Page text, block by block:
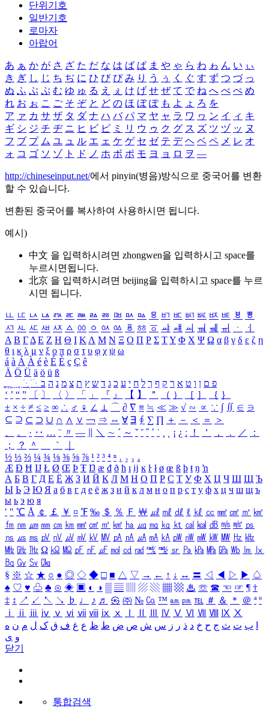
단위기호
일반기호
로마자
아랍어
あ ぁ か が さ ざ た だ な は ば ぱ ま や ゃ ら わ ゎ ん い ぃ
き ぎ し じ ち ぢ に ひ び ぴ み り う ぅ く ぐ す ず つ づ っ
ぬ ふ ぶ ぷ む ゆ ゅ る え ぇ け げ せ ぜ て で ね へ べ ぺ め
れ お ぉ こ ご そ ぞ と ど の ほ ぼ ぽ も よ ょ ろ を
ア ァ カ サ ザ タ ダ ナ ハ バ パ マ ヤ ャ ラ ワ ヮ ン イ ィ キ
ギ シ ジ チ ヂ ニ ヒ ビ ピ ミ リ ウ ゥ ク グ ス ズ ツ ヅ ッ ヌ
フ ブ プ ム ユ ュ ル エ ェ ケ ゲ セ ゼ テ デ ヘ ベ ペ メ レ オ
ォ コ ゴ ソ ゾ ト ド ノ ホ ボ ポ モ ヨ ョ ロ ヲ ―
http://chineseinput.net/에서 pinyin(병음)방식으로 중국어를 변환
할 수 있습니다.
변환된 중국어를 복사하여 사용하시면 됩니다.
예시)
中文 을 입력하시려면 zhongwen을 입력하시고 space를
누르시면됩니다.
北京 을 입력하시려면 beijing을 입력하시고 space를 누르
시면 됩니다.
ㅥ ㅦ ㅧ ㅨ ㅩ ㅪ ㅫ ㅬ ㅭ ㅮ ㅯ ㅰ ㅱ ㅲ ㅳ ㅴ ㅵ ㅶ ㅷ ㅸ
ㅹ
ㅺ ㅻ ㅼ ㅽ ㅾ ㅿ ㆀ ㆁ ㆂ ㆃ ㆄ ㆅ ㆆ ㆇ ㆈ ㆉ ㆊ ㆋ ㆌ ㆍ
ㆎ
Α Β ΓΔ Ε Ζ Η Θ Ι ΚΛ Μ Ν Ξ Ο Π Ρ Σ ΤΥ Φ Χ Ψ Ω α β γ δ ε ζ η
θ ι κ λ μ ν ξ ο π ρ σ τ υ φ χ ψ ω
á à Á À é è É È ç Ç ê
Ä Ö Ü ä ö ü ß
ִֶֹ ֻּ ׁׂ פ ם ן ו ט א ר ק ף ך ל ח י ע כ ג ד ש ץ ת צ מ נ ה ב
‘ ’ “ ” 〔 〕 〈 〉 「 」 『 』 【 】 ＂ （ ） ［ ］ ｛ ｝
± × ÷ ≠ ≤ ≥ ∞ ∴ ♂ ♀ ∠ ⊥ ⌒ ∂ ∇ ≡ ≒ ≪ ≫ √ ∽ ∝ ∵ ∫ ∬ ∈ ∋
⊆ ⊇ ⊂ ⊃ ∪ ∩ ∧ ∨ ￢ ⇒ ⇔ ∀ ∃ ∮ ∑ ∏ ＋ － ＜ ＝
＞
、
。 · ‥ … ¨ 〃 ― ＼ ∼ ´ ～ ˇ ˘ ˝ ˚ ˙ ¸ ¡ ¿ ː ！ ＇ ， ． ／
：
；
？ ＾ ｀
½ ⅓ ⅔ ¼ ¾ ⅛ ⅜ ⅝ ⅞ ¹ ² ³ ⁴ ⁿ ₁ ₂ ₃ ₄
Æ Ð Ħ Ĳ Ł Ø Œ Þ Ŧ Ŋ æ đ ð ħ ı ĳ ĸ ŀ ł ø œ ß þ ŧ ŋ ŉ
А Б В Г Д Е Ё Ж З И Й К Л М Н О П Р С Т У Ф Х Ц Ч Ш Щ Ъ
Ы Ь Э Ю Я а б в г д е ё ж з и й к л м н о п р с т у ф х ц ч ш щ ъ
ы ь э ю я
′ ″ ℃ Å ￠ ￡ ￥ ¤ ℉ ‰ ＄ ％ Ｆ ￦ ㎕ ㎖ ㎗ ℓ ㎘ ㏄ ㎣ ㎤ ㎥ ㎦
㎙ ㎚ ㎛ ㎜ ㎝ ㎞ ㎟ ㎠ ㎡ ㎢ ㏊ ㎍ ㎎ ㎏ ㏏ ㎈ ㎉ ㏈ ㎧ ㎨ ㎰
㎱ ㎲ ㎳ ㎴ ㎵ ㎶ ㎷ ㎸ ㎹ ㎀ ㎁ ㎂ ㎃ ㎄ ㎺ ㎻ ㎽ ㎾ ㎿ ㎐ ㎑
㎒ ㎓ ㎔ Ω ㏀ ㏁ ㎊ ㎋ ㎌ ㏖ ㏅ ㎭ ㎮ ㎯ ㏛ ㎩ ㎪ ㎫ ㎬ ㏝ ㏐
㏓
㏃ ㏉ ㏜ ㏆
§ ※ ☆ ★ ○ ● ◎ ◇ ◆ □ ■ △ ▽ → ← ↑ ↓ ↔ 〓 ◁ ◀ ▷ ▶ ♤
♠ ♡ ♥ ♧ ♣ ⊙ ◈ ▣ ◐ ◑ ▒ ▤ ▨ ▧ ▦ ▩ ♨ ☏ ☎ ☜ ☞ ¶ †
‡ ↕ ↗ ↙ ↖ ↘ ♭ ♩ ♪ ♬ ㉿ ㈜ № ㏇ ™ ㏂ ㏘ ℡ ＃ ＆ ＊ ＠ ª º
ⅰ
ⅱ ⅲ ⅳ ⅴ ⅵ ⅶ ⅷ ⅸ ⅹ Ⅳ Ⅴ Ⅵ Ⅶ Ⅷ Ⅸ Ⅹ
ب ت ث ج ح خ د ذ ر ز س ش ص ض ط ظ ع غ ف ق ک ل م ن ه
و ی
닫기
통합검색